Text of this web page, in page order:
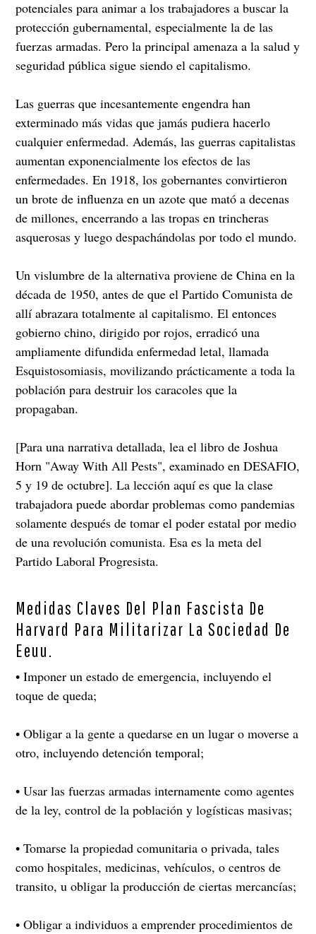
potenciales para animar a los trabajadores a buscar la
protección gubernamental, especialmente la de las
fuerzas armadas. Pero la principal amenaza a la salud y
seguridad pública sigue siendo el capitalismo.
Las guerras que incesantemente engendra han
exterminado más vidas que jamás pudiera hacerlo
cualquier enfermedad. Además, las guerras capitalistas
aumentan exponencialmente los efectos de las
enfermedades. En 1918, los gobernantes convirtieron
un brote de influenza en un azote que mató a decenas
de millones, encerrando a las tropas en trincheras
asquerosas y luego despachándolas por todo el mundo.
Un vislumbre de la alternativa proviene de China en la
década de 1950, antes de que el Partido Comunista de
allí abrazara totalmente al capitalismo. El entonces
gobierno chino, dirigido por rojos, erradicó una
ampliamente difundida enfermedad letal, llamada
Esquistosomiasis, movilizando prácticamente a toda la
población para destruir los caracoles que la
propagaban.
[Para una narrativa detallada, lea el libro de Joshua
Horn "Away With All Pests", examinado en DESAFIO,
5 y 19 de octubre]. La lección aquí es que la clase
trabajadora puede abordar problemas como pandemias
solamente después de tomar el poder estatal por medio
de una revolución comunista. Esa es la meta del
Partido Laboral Progresista.
Medidas Claves Del Plan Fascista De
Harvard Para Militarizar La Sociedad De
Eeuu.
• Imponer un estado de emergencia, incluyendo el
toque de queda;
• Obligar a la gente a quedarse en un lugar o moverse a
otro, incluyendo detención temporal;
• Usar las fuerzas armadas internamente como agentes
de la ley, control de la población y logísticas masivas;
• Tomarse la propiedad comunitaria o privada, tales
como hospitales, medicinas, vehículos, o centros de
transito, u obligar la producción de ciertas mercancías;
• Obligar a individuos a emprender procedimientos de